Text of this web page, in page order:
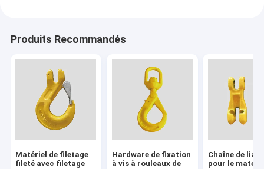
Produits Recommandés
Matériel de filetage
fileté avec filetage
Hardware de fixation
à vis à rouleaux de
Chaîne de
pour le